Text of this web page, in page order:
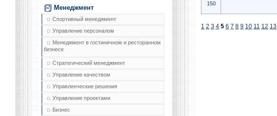
Менеджмент
Спортивный менеджмент
Управление персоналом
Менеджмент в гостиничном и ресторанном
бизнесе
Стратегический менеджмент
Управление качеством
Управленческие решения
Управление проектами
Бизнес
150
1 2 3 4 5 6 7 8 9 10 11 12 13